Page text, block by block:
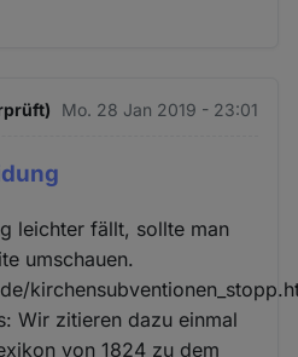
Mo. 28 Jan 2019 - 23:01
leichter fällt, sollte man
umschauen.
Wir zitieren dazu einmal
von 1824 zu dem